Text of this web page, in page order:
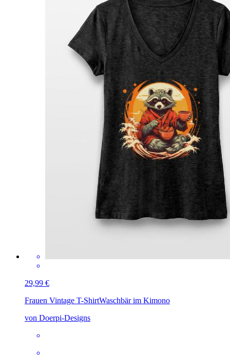
29,99 €
Frauen Vintage T-ShirtWaschbär im Kimono
von Doerpi-Designs